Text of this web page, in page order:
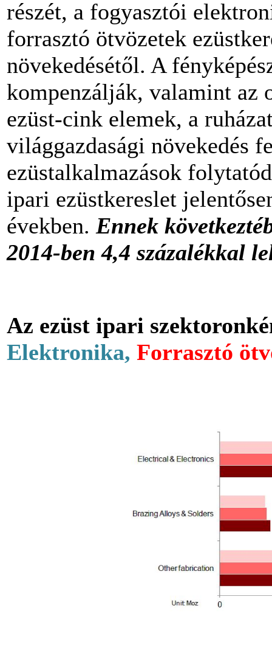
részét, a fogyasztói
forrasztó ötvözetek
növekedésétől. A
kompenzálják, valamint az
ezüst-cink elemek, a
világgazdasági növekedés
ezüstalkalmazások
ipari ezüstkereslet
években. Ennek
2014-ben 4,4 százalékkal
Az ezüst ipari
Elektronika, Forrasztó